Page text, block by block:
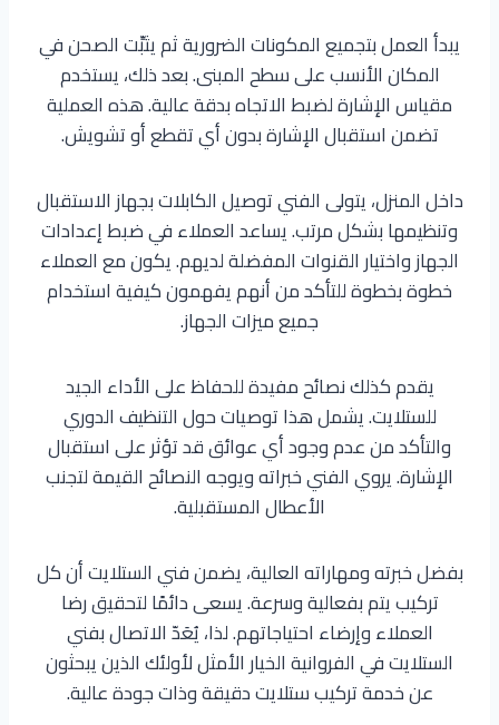
يبدأ العمل بتجميع المكونات الضرورية ثم يثبِّت الصحن في
المكان الأنسب على سطح المبنى. بعد ذلك، يستخدم
مقياس الإشارة لضبط الاتجاه بدقة عالية. هذه العملية
تضمن استقبال الإشارة بدون أي تقطع أو تشويش.
داخل المنزل، يتولى الفني توصيل الكابلات بجهاز الاستقبال
وتنظيمها بشكل مرتب. يساعد العملاء في ضبط إعدادات
الجهاز واختيار القنوات المفضلة لديهم. يكون مع العملاء
خطوة بخطوة للتأكد من أنهم يفهمون كيفية استخدام
جميع ميزات الجهاز.
يقدم كذلك نصائح مفيدة للحفاظ على الأداء الجيد
للستلايت. يشمل هذا توصيات حول التنظيف الدوري
والتأكد من عدم وجود أي عوائق قد تؤثر على استقبال
الإشارة. يروي الفني خبراته ويوجه النصائح القيمة لتجنب
الأعطال المستقبلية.
بفضل خبرته ومهاراته العالية، يضمن فني الستلايت أن كل
تركيب يتم بفعالية وسرعة. يسعى دائمًا لتحقيق رضا
العملاء وإرضاء احتياجاتهم. لذا، يُعَدّ الاتصال بفني
الستلايت في الفروانية الخيار الأمثل لأولئك الذين يبحثون
عن خدمة تركيب ستلايت دقيقة وذات جودة عالية.